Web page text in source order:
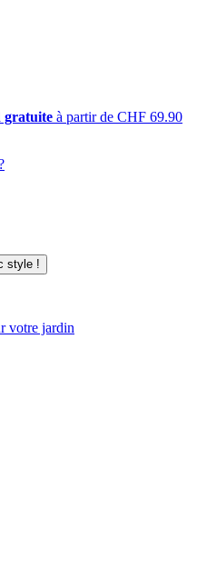
gratuite à partir de CHF 69.90
votre jardin